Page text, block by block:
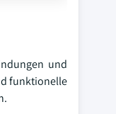
und
funktionelle